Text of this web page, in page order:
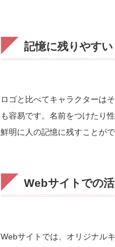
記憶に残りやすい
ロゴと比べてキャラクターは
も容易です。名前をつけたり
鮮明に人の記憶に残すことがで
Webサイトでの
Webサイトでは、オリジナル